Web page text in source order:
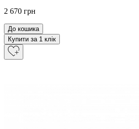
2 670 грн
До кошика
Купити за 1 клiк